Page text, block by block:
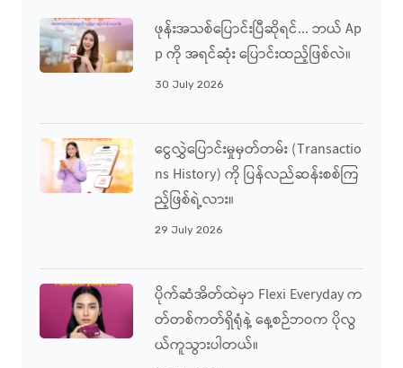
ဖုန်းအသစ်ပြောင်းပြီဆိုရင်... ဘယ် Ap
P ကို အရင်ဆုံး ပြောင်းထည့်ဖြစ်လဲ။
30 July 2026
ငွေလွှဲပြောင်းမှုမှတ်တမ်း (Transactio
Ns History) ကို ပြန်လည်ဆန်းစစ်ကြ
ည့်ဖြစ်ရဲ့လား။
29 July 2026
ပိုက်ဆံအိတ်ထဲမှာ Flexi Everyday က
တ်တစ်ကတ်ရှိရုံနဲ့ နေ့စဉ်ဘဝက ပိုလွ
ယ်ကူသွားပါတယ်။